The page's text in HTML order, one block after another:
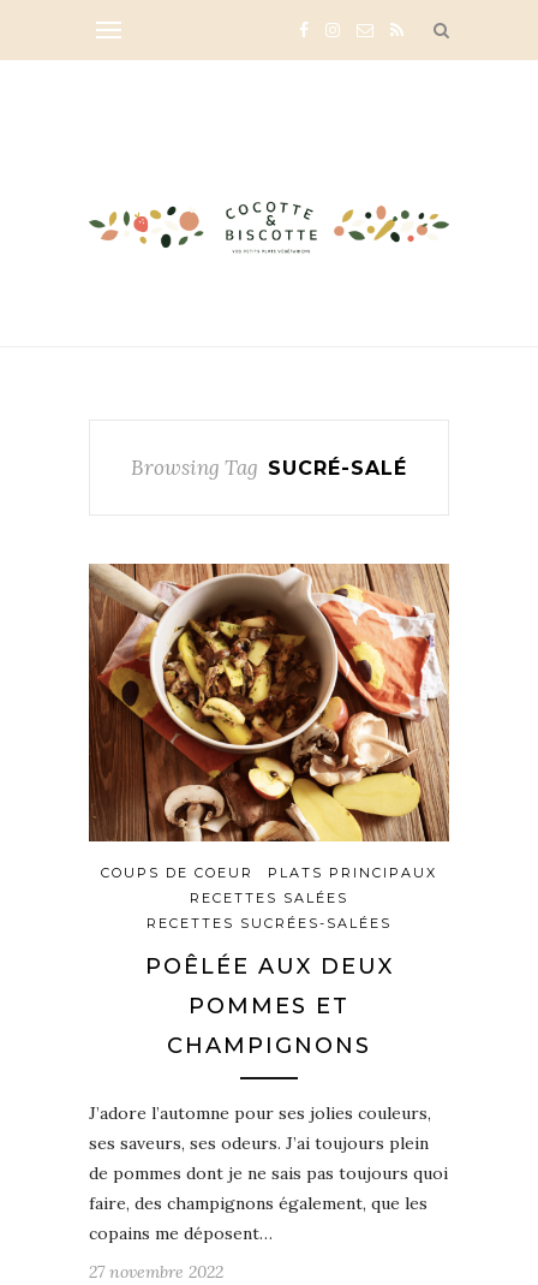
Browsing Tag SUCRÉ-SALÉ
COUPS DE COEUR
PLATS PRINCIPAUX
RECETTES SALÉES
RECETTES SUCRÉES-SALÉES
POÊLÉE AUX DEUX
POMMES ET
CHAMPIGNONS
J’adore l’automne pour ses jolies couleurs,
ses saveurs, ses odeurs. J’ai toujours plein
de pommes dont je ne sais pas toujours quoi
faire, des champignons également, que les
copains me déposent…
27 novembre 2022